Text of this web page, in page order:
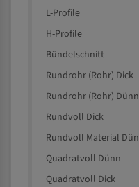
L-Profile
H-Profile
Bündelschnitt
Rundrohr (Rohr) Dick
Rundrohr (Rohr) Dünn
Rundvoll Dick
Rundvoll Material
Quadratvoll Dünn
Quadratvoll Dick